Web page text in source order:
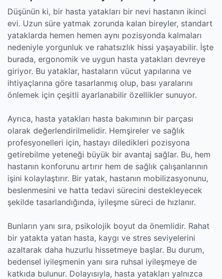
Düşünün ki, bir hasta yatakları bir nevi hastanın ikinci
evi. Uzun süre yatmak zorunda kalan bireyler, standart
yataklarda hemen hemen aynı pozisyonda kalmaları
nedeniyle yorgunluk ve rahatsızlık hissi yaşayabilir. İşte
burada, ergonomik ve uygun hasta yatakları devreye
giriyor. Bu yataklar, hastaların vücut yapılarına ve
ihtiyaçlarına göre tasarlanmış olup, bası yaralarını
önlemek için çeşitli ayarlanabilir özellikler sunuyor.
Ayrıca, hasta yatakları hasta bakımının bir parçası
olarak değerlendirilmelidir. Hemşireler ve sağlık
profesyonelleri için, hastayı diledikleri pozisyona
getirebilme yeteneği büyük bir avantaj sağlar. Bu, hem
hastanın konforunu artırır hem de sağlık çalışanlarının
işini kolaylaştırır. Bir yatak, hastanın mobilizasyonunu,
beslenmesini ve hatta tedavi sürecini destekleyecek
şekilde tasarlandığında, iyileşme süreci de hızlanır.
Bunların yanı sıra, psikolojik boyut da önemlidir. Rahat
bir yatakta yatan hasta, kaygı ve stres seviyelerini
azaltarak daha huzurlu hissetmeye başlar. Bu durum,
bedensel iyileşmenin yanı sıra ruhsal iyileşmeye de
katkıda bulunur. Dolayısıyla, hasta yatakları yalnızca